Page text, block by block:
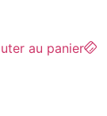
au panier